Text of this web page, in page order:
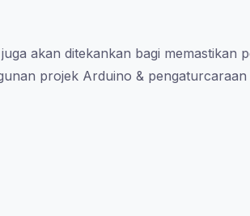
akan ditekankan bagi memastikan
projek Arduino &